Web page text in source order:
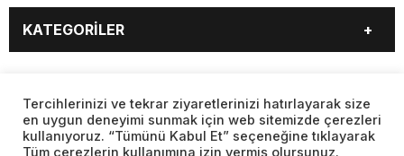
KATEGORİLER
EĞİTİM
SAĞLIK
YAŞAM
SPOR
MAGAZİN
KÜLTÜR SANAT
SAYFALAR
BURÇLAR CANLI BORSA
Tercihlerinizi ve tekrar ziyaretlerinizi hatırlayarak size
en uygun deneyimi sunmak için web sitemizde çerezleri
kullanıyoruz. “Tümünü Kabul Et” seçeneğine tıklayarak
Tüm çerezlerin kullanımına izin vermiş olursunuz.